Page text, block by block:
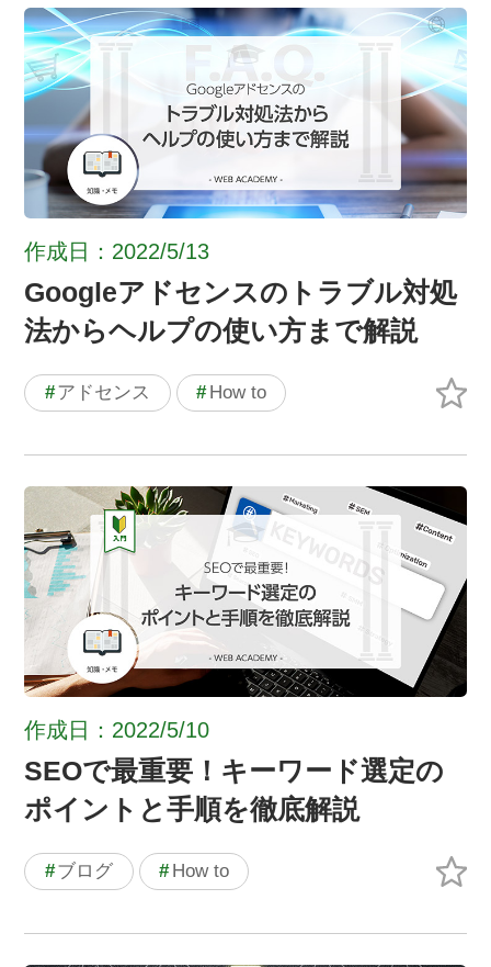
作成日：2022/5/13
Googleアドセンスのトラブル対処
法からヘルプの使い方まで解説
#アドセンス # How to
作成日：2022/5/10
SEOで最重要！キーワード選定の
ポイントと手順を徹底解説
#ブログ # How to